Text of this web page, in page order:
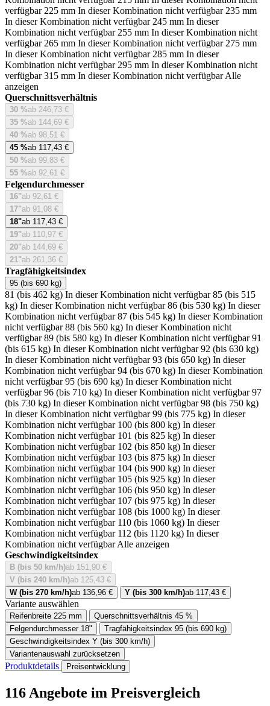
verfügbar 225 mm In dieser Kombination nicht verfügbar 235 mm
In dieser Kombination nicht verfügbar 245 mm In dieser
Kombination nicht verfügbar 255 mm In dieser Kombination nicht
verfügbar 265 mm In dieser Kombination nicht verfügbar 275 mm
In dieser Kombination nicht verfügbar 285 mm In dieser
Kombination nicht verfügbar 295 mm In dieser Kombination nicht
verfügbar 315 mm In dieser Kombination nicht verfügbar Alle
anzeigen
Querschnittsverhältnis
30 %ab 246,73 €
35 %ab 144,69 €
40 %ab 98,51 €
45 %ab 117,43 €
50 %ab 99,83 €
55 %ab 92,61 €
Felgendurchmesser
16"ab 92,61 €
17"ab 91,08 €
18"ab 117,43 €
19"ab 110,97 €
20"ab 144,69 €
21"ab 261,36 €
Tragfähigkeitsindex
95 (bis 690 kg)
81 (bis 462 kg) In dieser Kombination nicht verfügbar 85 (bis 515
kg) In dieser Kombination nicht verfügbar 86 (bis 530 kg) In dieser
Kombination nicht verfügbar 87 (bis 545 kg) In dieser Kombination
nicht verfügbar 88 (bis 560 kg) In dieser Kombination nicht
verfügbar 89 (bis 580 kg) In dieser Kombination nicht verfügbar 91
(bis 615 kg) In dieser Kombination nicht verfügbar 92 (bis 630 kg)
In dieser Kombination nicht verfügbar 93 (bis 650 kg) In dieser
Kombination nicht verfügbar 94 (bis 670 kg) In dieser Kombination
nicht verfügbar 95 (bis 690 kg) In dieser Kombination nicht
verfügbar 96 (bis 710 kg) In dieser Kombination nicht verfügbar 97
(bis 730 kg) In dieser Kombination nicht verfügbar 98 (bis 750 kg)
In dieser Kombination nicht verfügbar 99 (bis 775 kg) In dieser
Kombination nicht verfügbar 100 (bis 800 kg) In dieser
Kombination nicht verfügbar 101 (bis 825 kg) In dieser
Kombination nicht verfügbar 102 (bis 850 kg) In dieser
Kombination nicht verfügbar 103 (bis 875 kg) In dieser
Kombination nicht verfügbar 104 (bis 900 kg) In dieser
Kombination nicht verfügbar 105 (bis 925 kg) In dieser
Kombination nicht verfügbar 106 (bis 950 kg) In dieser
Kombination nicht verfügbar 107 (bis 975 kg) In dieser
Kombination nicht verfügbar 108 (bis 1000 kg) In dieser
Kombination nicht verfügbar 110 (bis 1060 kg) In dieser
Kombination nicht verfügbar 112 (bis 1120 kg) In dieser
Kombination nicht verfügbar Alle anzeigen
Geschwindigkeitsindex
B (bis 50 km/h)ab 151,90 €
V (bis 240 km/h)ab 125,43 €
W (bis 270 km/h)ab 136,96 € Y (bis 300 km/h)ab 117,43 €
Variante auswählen
Reifenbreite 225 mm Querschnittsverhältnis 45 %
Felgendurchmesser 18" Tragfähigkeitsindex 95 (bis 690 kg)
Geschwindigkeitsindex Y (bis 300 km/h)
Variantenauswahl zurücksetzen
Produktdetails Preisentwicklung
116 Angebote im Preisvergleich